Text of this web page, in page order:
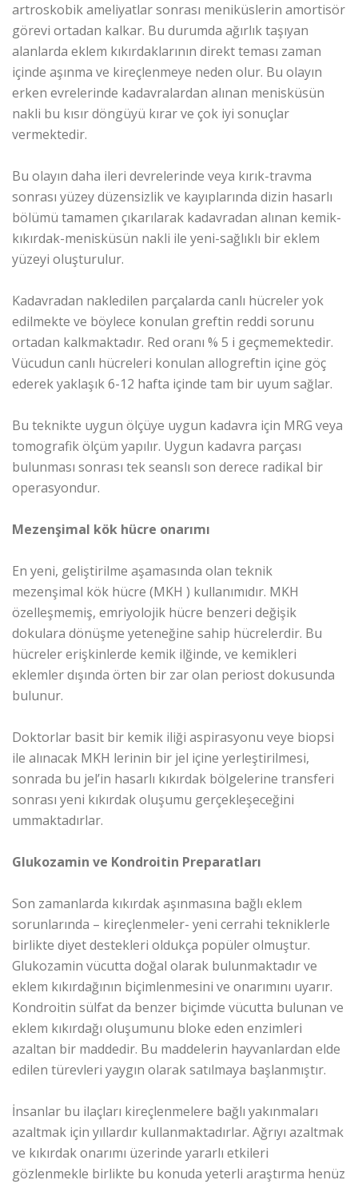
artroskobik ameliyatlar sonrası meniküslerin amortisör
görevi ortadan kalkar. Bu durumda ağırlık taşıyan
alanlarda eklem kıkırdaklarının direkt teması zaman
içinde aşınma ve kireçlenmeye neden olur. Bu olayın
erken evrelerinde kadavralardan alınan menisküsün
nakli bu kısır döngüyü kırar ve çok iyi sonuçlar
vermektedir.
Bu olayın daha ileri devrelerinde veya kırık-travma
sonrası yüzey düzensizlik ve kayıplarında dizin hasarlı
bölümü tamamen çıkarılarak kadavradan alınan kemik-
kıkırdak-menisküsün nakli ile yeni-sağlıklı bir eklem
yüzeyi oluşturulur.
Kadavradan nakledilen parçalarda canlı hücreler yok
edilmekte ve böylece konulan greftin reddi sorunu
ortadan kalkmaktadır. Red oranı % 5 i geçmemektedir.
Vücudun canlı hücreleri konulan allogreftin içine göç
ederek yaklaşık 6-12 hafta içinde tam bir uyum sağlar.
Bu teknikte uygun ölçüye uygun kadavra için MRG veya
tomografik ölçüm yapılır. Uygun kadavra parçası
bulunması sonrası tek seanslı son derece radikal bir
operasyondur.
Mezenşimal kök hücre onarımı
En yeni, geliştirilme aşamasında olan teknik
mezenşimal kök hücre (MKH ) kullanımıdır. MKH
özelleşmemiş, emriyolojik hücre benzeri değişik
dokulara dönüşme yeteneğine sahip hücrelerdir. Bu
hücreler erişkinlerde kemik ilğinde, ve kemikleri
eklemler dışında örten bir zar olan periost dokusunda
bulunur.
Doktorlar basit bir kemik iliği aspirasyonu veye biopsi
ile alınacak MKH lerinin bir jel içine yerleştirilmesi,
sonrada bu jel’in hasarlı kıkırdak bölgelerine transferi
sonrası yeni kıkırdak oluşumu gerçekleşeceğini
ummaktadırlar.
Glukozamin ve Kondroitin Preparatları
Son zamanlarda kıkırdak aşınmasına bağlı eklem
sorunlarında – kireçlenmeler- yeni cerrahi tekniklerle
birlikte diyet destekleri oldukça popüler olmuştur.
Glukozamin vücutta doğal olarak bulunmaktadır ve
eklem kıkırdağının biçimlenmesini ve onarımını uyarır.
Kondroitin sülfat da benzer biçimde vücutta bulunan ve
eklem kıkırdağı oluşumunu bloke eden enzimleri
azaltan bir maddedir. Bu maddelerin hayvanlardan elde
edilen türevleri yaygın olarak satılmaya başlanmıştır.
İnsanlar bu ilaçları kireçlenmelere bağlı yakınmaları
azaltmak için yıllardır kullanmaktadırlar. Ağrıyı azaltmak
ve kıkırdak onarımı üzerinde yararlı etkileri
gözlenmekle birlikte bu konuda yeterli araştırma henüz